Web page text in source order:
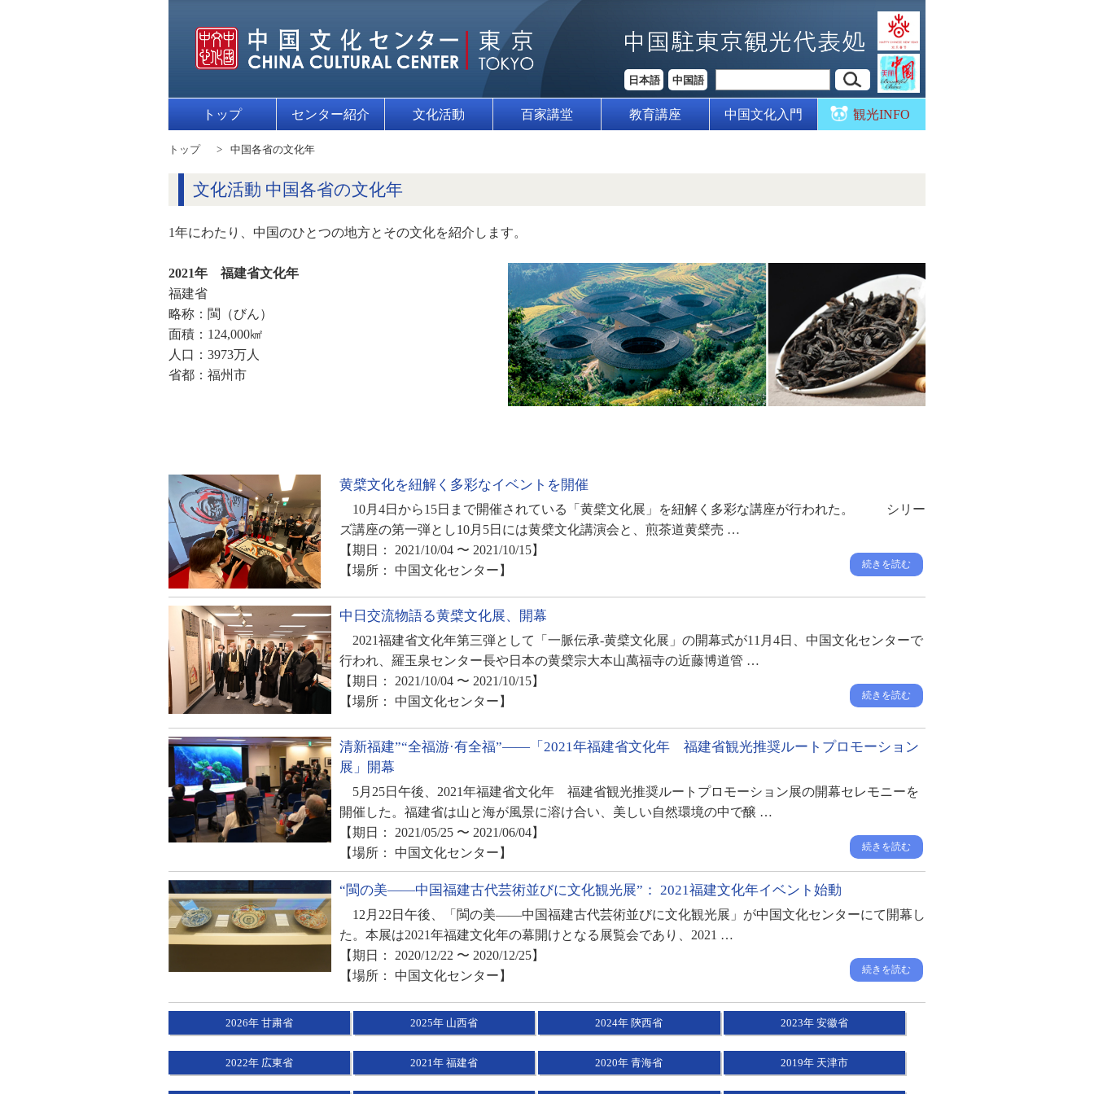
日本語 中国語
トップ センター紹介 文化活動 百家講堂 教育講座 中国文化入門 観光INFO
トップ 中国各省の文化年
文化活動 中国各省の文化年
1年にわたり、中国のひとつの地方とその文化を紹介します。
2021年 福建省文化年
福建省
略称：閩（びん）
面積：124,000㎢
人口：3973万人
省都：福州市
黄檗文化を紐解く多彩なイベントを開催
10月4日から15日まで開催されている「黄檗文化展」を紐解く多彩な講座が行われた。 シリー
ズ講座の第一弾とし10月5日には黄檗文化講演会と、煎茶道黄檗売 …
【期日： 2021/10/04 〜 2021/10/15】
【場所： 中国文化センター】
続きを読む
中日交流物語る黄檗文化展、開幕
2021福建省文化年第三弾として「一脈伝承‐黄檗文化展」の開幕式が11月4日、中国文化センターで
行われ、羅玉泉センター長や日本の黄檗宗大本山萬福寺の近藤博道管 …
【期日： 2021/10/04 〜 2021/10/15】
【場所： 中国文化センター】
続きを読む
清新福建”“全福游·有全福”――「2021年福建省文化年 福建省観光推奨ルートプロモーション
展」開幕
5月25日午後、2021年福建省文化年 福建省観光推奨ルートプロモーション展の開幕セレモニーを
開催した。福建省は山と海が風景に溶け合い、美しい自然環境の中で醸 …
【期日： 2021/05/25 〜 2021/06/04】
【場所： 中国文化センター】
続きを読む
“閩の美——中国福建古代芸術並びに文化観光展”： 2021福建文化年イベント始動
12月22日午後、「閩の美——中国福建古代芸術並びに文化観光展」が中国文化センターにて開幕し
た。本展は2021年福建文化年の幕開けとなる展覧会であり、2021 …
【期日： 2020/12/22 〜 2020/12/25】
【場所： 中国文化センター】
続きを読む
2026年 甘粛省 2025年 山西省 2024年 陝西省 2023年 安徽省
2022年 広東省 2021年 福建省 2020年 青海省 2019年 天津市